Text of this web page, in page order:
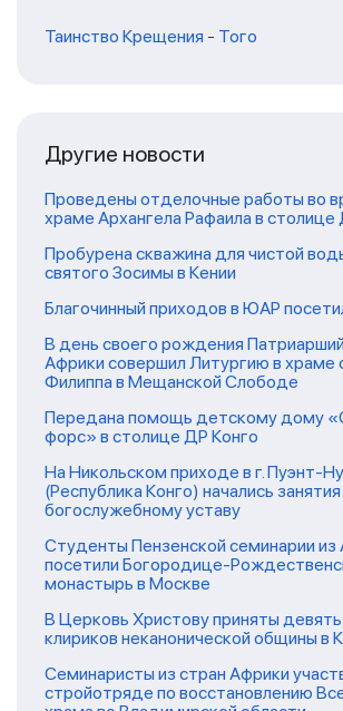
Таинство Крещения - Того
Другие новости
Проведены отделочные работы во
храме Архангела Рафаила в столице
Пробурена скважина для чистой
святого Зосимы в Кении
Благочинный приходов в ЮАР
В день своего рождения
Африки совершил Литургию в храме
Филиппа в Мещанской Слободе
Передана помощь детскому дому
форс» в столице ДР Конго
На Никольском приходе в г. Пуэнт-
(Республика Конго) начались
богослужебному уставу
Студенты Пензенской семинарии из
посетили Богородице-
монастырь в Москве
В Церковь Христову приняты
клириков неканонической общины в
Семинаристы из стран Африки
стройотряде по восстановлению